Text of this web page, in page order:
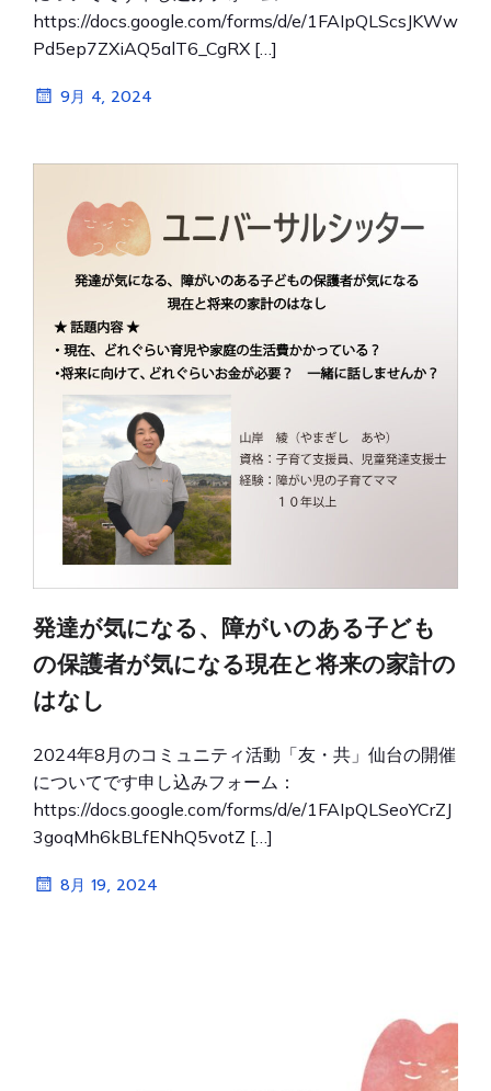
https://docs.google.com/forms/d/e/1FAIpQLScsJKWw
Pd5ep7ZXiAQ5alT6_CgRX […]
9月 4, 2024
発達が気になる、障がいのある子ども
の保護者が気になる現在と将来の家計の
はなし
2024年8月のコミュニティ活動「友・共」仙台の開催
についてです申し込みフォーム：
https://docs.google.com/forms/d/e/1FAIpQLSeoYCrZJ
3goqMh6kBLfENhQ5votZ […]
8月 19, 2024